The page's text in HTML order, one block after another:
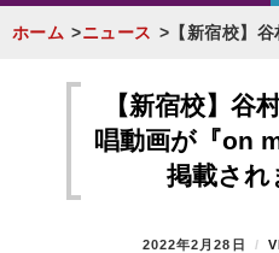
ホーム ニュース 【新宿校】
【新宿校】谷
唱動画が『on
掲載され
P
2022年2月28日
B